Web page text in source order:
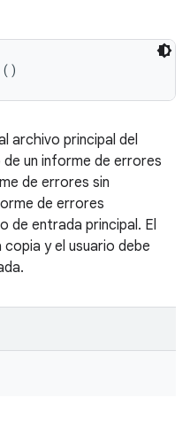
()
archivo principal del
un informe de errores
de errores sin
de errores
de entrada principal. El
y el usuario debe